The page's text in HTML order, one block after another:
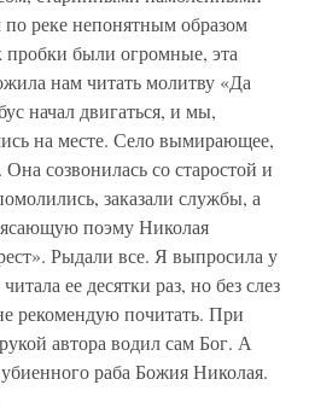
реке непонятным образом
были огромные, эта
нам читать молитву «Да
начал двигаться, и мы,
на месте. Село вымирающее,
созвонилась со старостой и
заказали службы, а
поэму Николая
Рыдали все. Я выпросила у
ее десятки раз, но без слез
рекомендую почитать. При
автора водил сам Бог. А
раба Божия Николая.